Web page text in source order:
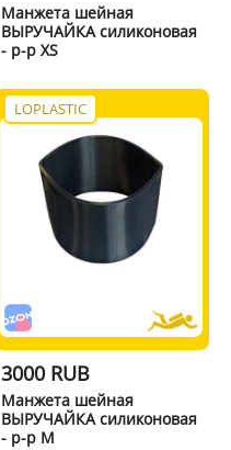
Манжета шейная
ВЫРУЧАЙКА силиконовая
- р-р XS
LOPLASTIC
3000 RUB
Манжета шейная
ВЫРУЧАЙКА силиконовая
- р-р M